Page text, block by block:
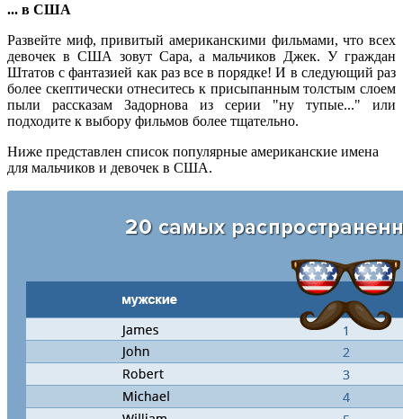
... в США
Развейте миф, привитый американскими фильмами, что всех
девочек в США зовут Сара, а мальчиков Джек. У граждан
Штатов с фантазией как раз все в порядке! И в следующий раз
более скептически отнеситесь к присыпанным толстым слоем
пыли рассказам Задорнова из серии "ну тупые..." или
подходите к выбору фильмов более тщательно.
Ниже представлен список популярные американские имена
для мальчиков и девочек в США.